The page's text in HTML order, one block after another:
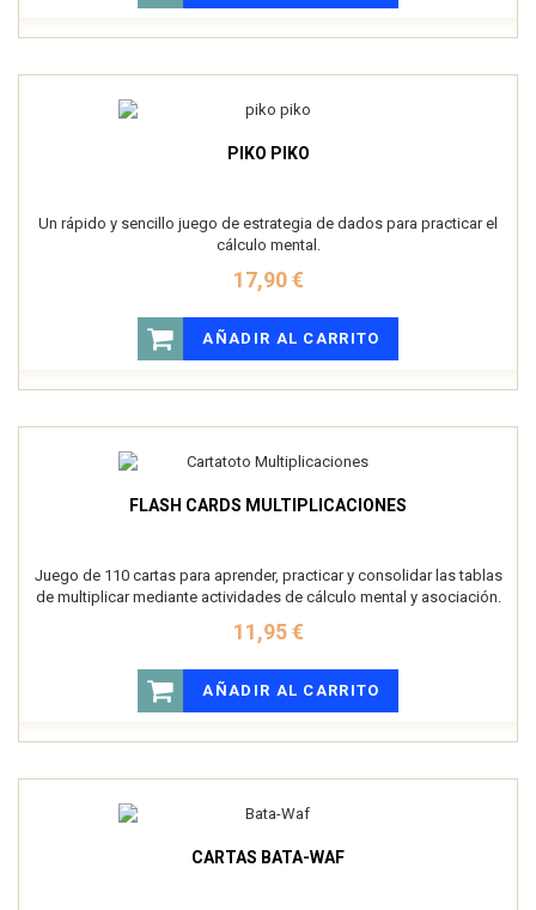
PIKO PIKO
Un rápido y sencillo juego de estrategia de dados para practicar el
cálculo mental.
17,90 €
AÑADIR AL CARRITO
FLASH CARDS MULTIPLICACIONES
Juego de 110 cartas para aprender, practicar y consolidar las tablas
de multiplicar mediante actividades de cálculo mental y asociación.
11,95 €
AÑADIR AL CARRITO
CARTAS BATA-WAF